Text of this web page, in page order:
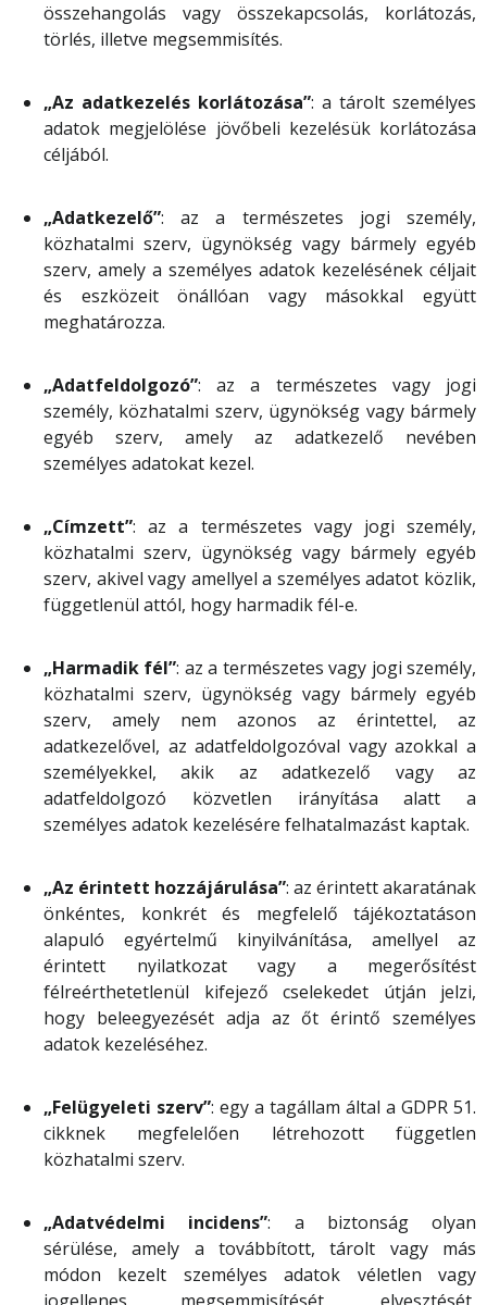
összehangolás vagy összekapcsolás, korlátozás,
törlés, illetve megsemmisítés.
„Az adatkezelés korlátozása”: a tárolt személyes
adatok megjelölése jövőbeli kezelésük korlátozása
céljából.
„Adatkezelő”: az a természetes jogi személy,
közhatalmi szerv, ügynökség vagy bármely egyéb
szerv, amely a személyes adatok kezelésének céljait
és eszközeit önállóan vagy másokkal együtt
meghatározza.
„Adatfeldolgozó”: az a természetes vagy jogi
személy, közhatalmi szerv, ügynökség vagy bármely
egyéb szerv, amely az adatkezelő nevében
személyes adatokat kezel.
„Címzett”: az a természetes vagy jogi személy,
közhatalmi szerv, ügynökség vagy bármely egyéb
szerv, akivel vagy amellyel a személyes adatot közlik,
függetlenül attól, hogy harmadik fél-e.
„Harmadik fél”: az a természetes vagy jogi személy,
közhatalmi szerv, ügynökség vagy bármely egyéb
szerv, amely nem azonos az érintettel, az
adatkezelővel, az adatfeldolgozóval vagy azokkal a
személyekkel, akik az adatkezelő vagy az
adatfeldolgozó közvetlen irányítása alatt a
személyes adatok kezelésére felhatalmazást kaptak.
„Az érintett hozzájárulása”: az érintett akaratának
önkéntes, konkrét és megfelelő tájékoztatáson
alapuló egyértelmű kinyilvánítása, amellyel az
érintett nyilatkozat vagy a megerősítést
félreérthetetlenül kifejező cselekedet útján jelzi,
hogy beleegyezését adja az őt érintő személyes
adatok kezeléséhez.
„Felügyeleti szerv”: egy a tagállam által a GDPR 51.
cikknek megfelelően létrehozott független
közhatalmi szerv.
„Adatvédelmi incidens”: a biztonság olyan
sérülése, amely a továbbított, tárolt vagy más
módon kezelt személyes adatok véletlen vagy